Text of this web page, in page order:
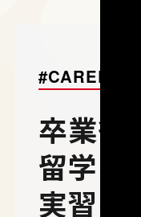
卒業後
留学！
実習を
#CAREER